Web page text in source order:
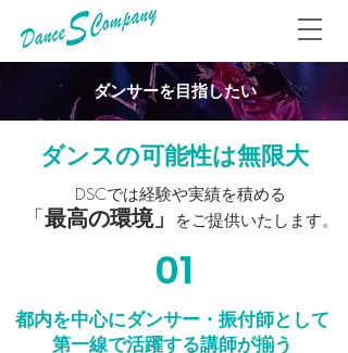
ダンサーを目指したい
ダンスの可能性は無限大
DSCでは経験や実績を積める
「最高の環境」 をご提供いたします。
01
都内を中心にダンサー・振付師として
第一線で活躍する講師が揃う